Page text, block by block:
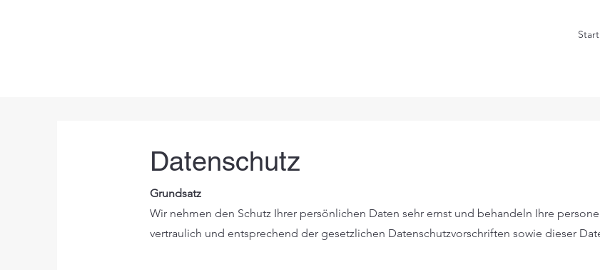
Start
Datenschutz
Grundsatz
Wir nehmen den Schutz Ihrer persönlichen Daten sehr ernst und behandeln Ihre
vertraulich und entsprechend der gesetzlichen Datenschutzvorschriften sowie dieser